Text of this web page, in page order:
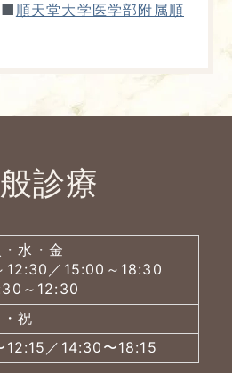
順天堂大学医学部附属順
診療
・水・金
12:30／15:00～18:30
～12:30
祝
12:15／14:30〜18:15